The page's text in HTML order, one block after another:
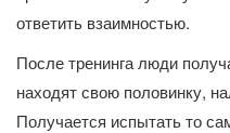
ответить взаимностью.
После тренинга люди
находят свою половинку,
Получается испытать то